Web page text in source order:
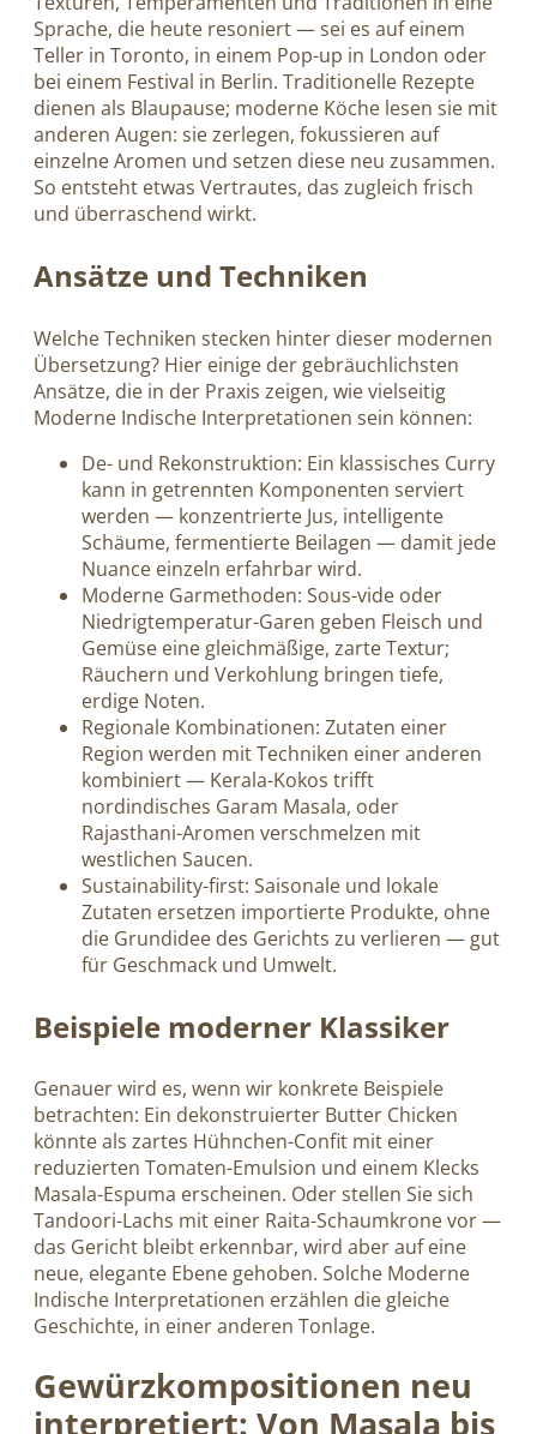
Sprache, die heute resoniert — sei es auf einem
Teller in Toronto, in einem Pop-up in London oder
bei einem Festival in Berlin. Traditionelle Rezepte
dienen als Blaupause; moderne Köche lesen sie mit
anderen Augen: sie zerlegen, fokussieren auf
einzelne Aromen und setzen diese neu zusammen.
So entsteht etwas Vertrautes, das zugleich frisch
und überraschend wirkt.
Ansätze und Techniken
Welche Techniken stecken hinter dieser modernen
Übersetzung? Hier einige der gebräuchlichsten
Ansätze, die in der Praxis zeigen, wie vielseitig
Moderne Indische Interpretationen sein können:
De- und Rekonstruktion: Ein klassisches Curry
kann in getrennten Komponenten serviert
werden — konzentrierte Jus, intelligente
Schäume, fermentierte Beilagen — damit jede
Nuance einzeln erfahrbar wird.
Moderne Garmethoden: Sous-vide oder
Niedrigtemperatur-Garen geben Fleisch und
Gemüse eine gleichmäßige, zarte Textur;
Räuchern und Verkohlung bringen tiefe,
erdige Noten.
Regionale Kombinationen: Zutaten einer
Region werden mit Techniken einer anderen
kombiniert — Kerala-Kokos trifft
nordindisches Garam Masala, oder
Rajasthani-Aromen verschmelzen mit
westlichen Saucen.
Sustainability-first: Saisonale und lokale
Zutaten ersetzen importierte Produkte, ohne
die Grundidee des Gerichts zu verlieren — gut
für Geschmack und Umwelt.
Beispiele moderner Klassiker
Genauer wird es, wenn wir konkrete Beispiele
betrachten: Ein dekonstruierter Butter Chicken
könnte als zartes Hühnchen-Confit mit einer
reduzierten Tomaten-Emulsion und einem Klecks
Masala-Espuma erscheinen. Oder stellen Sie sich
Tandoori-Lachs mit einer Raita-Schaumkrone vor —
das Gericht bleibt erkennbar, wird aber auf eine
neue, elegante Ebene gehoben. Solche Moderne
Indische Interpretationen erzählen die gleiche
Geschichte, in einer anderen Tonlage.
Gewürzkompositionen neu
interpretiert: Von Masala bis